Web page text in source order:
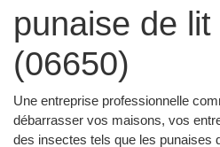
punaise de
(06650)
Une entreprise professionnelle
débarrasser vos maisons, vos
des insectes tels que les punaises